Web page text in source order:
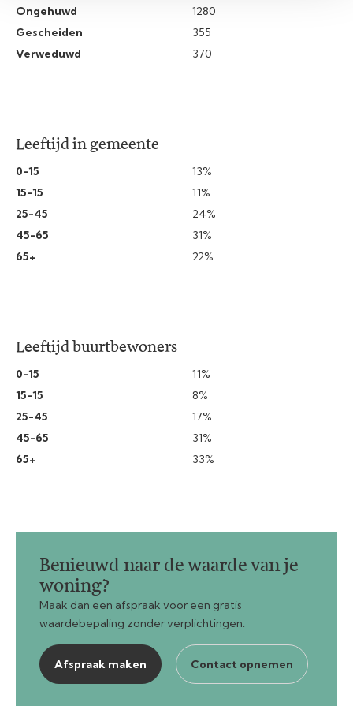
Ongehuwd
1280
Gescheiden
355
Verweduwd
370
Leeftijd in gemeente
0-15
13%
15-15
11%
25-45
24%
45-65
31%
65+
22%
Leeftijd buurtbewoners
0-15
11%
15-15
8%
25-45
17%
45-65
31%
65+
33%
Benieuwd naar de waarde van je
woning?
Maak dan een afspraak voor een gratis
waardebepaling zonder verplichtingen.
Afspraak maken Contact opnemen